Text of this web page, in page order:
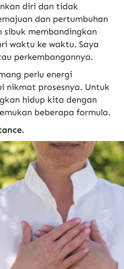
diri dan tidak
dan pertumbuhan
sibuk membandingkan
waktu ke waktu. Saya
perkembangannya.
perlu energi
nikmat prosesnya. Untuk
hidup kita dengan
beberapa formula.